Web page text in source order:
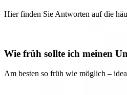
Hier finden Sie Antworten auf die
Wie früh sollte ich meinen
Am besten so früh wie möglich –